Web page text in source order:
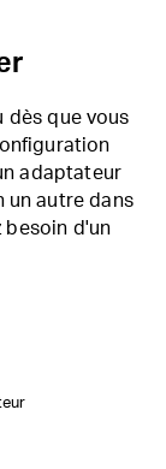
dès que vous
adaptateur
un autre dans
besoin d'un